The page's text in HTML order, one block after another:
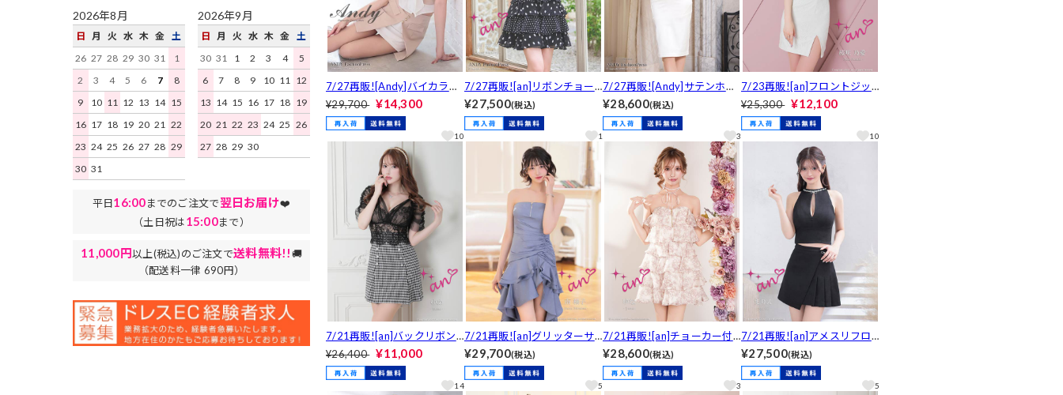
2026年8月
日 月 火 水 木 金
土
26 27 28 29 30 31
1
2
3 4 5 6 7
8
9
10 11 12 13 14 15
16 17 18 19 20 21
22
23 24 25 26 27 28 29
30 31
2026年9月
日 月 火 水 木 金
土
30 31 1 2 3 4
5
6
7 8 9 10 11
12
13 14 15 16 17 18 19
20 21 22 23 24 25 26
27 28 29 30
平日16:00までのご注文で翌日お届け❤️
（土日祝は15:00まで）
11,000円以上(税込)のご注文で送料無料!!🚚
（配送料一律 690円）
7/27再販![Andy]バイカラー
スクエアネックフロントリボ
ン半袖タイトミニ丈セットア
ップ[AN-ON2926]
¥29,700 ¥14,300
10
7/27再販![an]リボンチョー
カー付きドットティアードフ
リルベアAラインミニ丈キャ
バドレス[AOC-4142]
¥27,500(税込)
1
7/27再販![Andy]サテンホル
ターネックチェーンベルトモ
チーフタイト膝丈キャバドレ
ス[AN-ON3104]
¥28,600(税込)
3
7/23再販![an]フロントジッ
プバックリボンフリルレース
タイトミニ丈キャバドレス[A
OC-3479]
¥25,300 ¥12,100
10
7/21再販![an]バックリボン
チュールレース千鳥格子柄A
ラインミニ丈キャバドレス[A
OC-3486]
¥26,400 ¥11,000
14
7/21再販![an]グリッターサ
テンフリルフィッシュテール
キャバドレス[AOC-4046]
¥29,700(税込)
5
7/21再販![an]チョーカー付
きフラワーティアードフリル
ベアAラインミニ丈キャバド
レス[AOC-4105]
¥28,600(税込)
3
7/21再販![an]アメスリフロ
ントジップビジューリボンプ
リーツAラインミニ丈セット
アップ[AOC-4108]
¥27,500(税込)
5